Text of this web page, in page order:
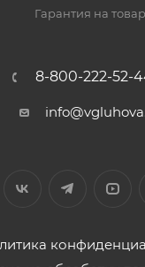
Гарантия на товар
8-800-222-52-